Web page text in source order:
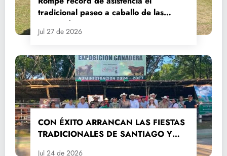
tradicional paseo a caballo de las
Fiestas de Santiago y Santa Ana
Jul 27 de 2026
CON ÉXITO ARRANCAN LAS FIESTAS
TRADICIONALES DE SANTIAGO Y
Jul 24 de 2026